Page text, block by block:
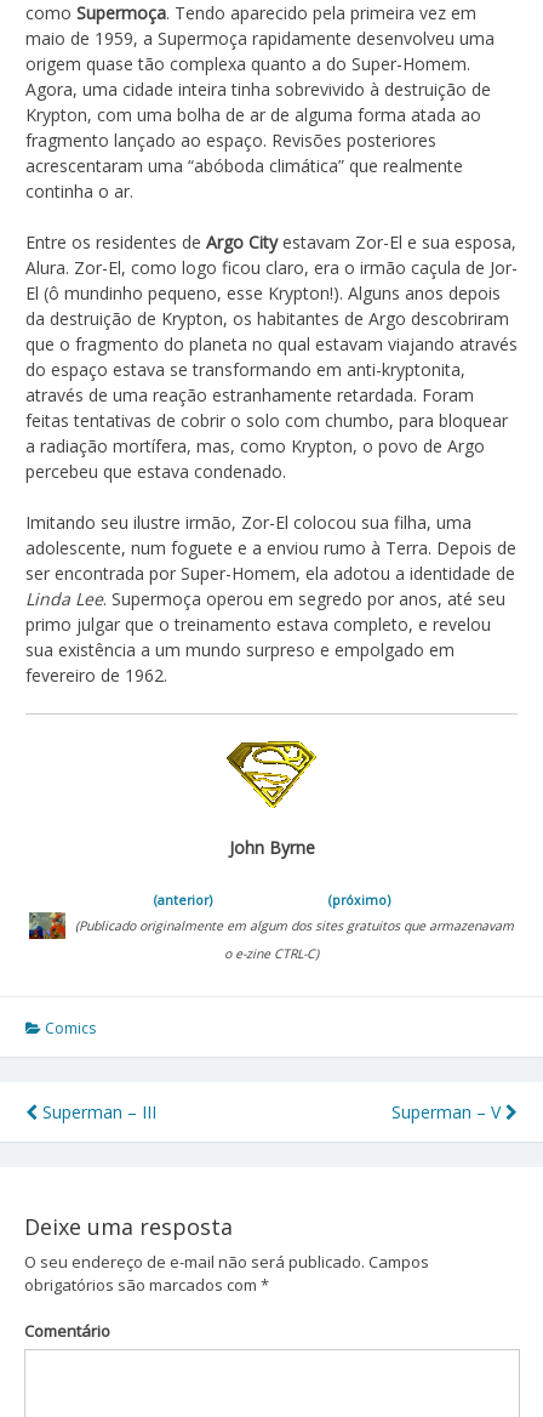
como Supermoça. Tendo aparecido pela primeira vez em
maio de 1959, a Supermoça rapidamente desenvolveu uma
origem quase tão complexa quanto a do Super-Homem.
Agora, uma cidade inteira tinha sobrevivido à destruição de
Krypton, com uma bolha de ar de alguma forma atada ao
fragmento lançado ao espaço. Revisões posteriores
acrescentaram uma “abóboda climática” que realmente
continha o ar.
Entre os residentes de Argo Cityestavam Zor-El e sua esposa,
Alura. Zor-El, como logo ficou claro, era o irmão caçula de Jor-
El (ô mundinho pequeno, esse Krypton!). Alguns anos depois
da destruição de Krypton, os habitantes de Argo descobriram
que o fragmento do planeta no qual estavam viajando através
do espaço estava se transformando em anti-kryptonita,
através de uma reação estranhamente retardada. Foram
feitas tentativas de cobrir o solo com chumbo, para bloquear
a radiação mortífera, mas, como Krypton, o povo de Argo
percebeu que estava condenado.
Imitando seu ilustre irmão, Zor-El colocou sua filha, uma
adolescente, num foguete e a enviou rumo à Terra. Depois de
ser encontrada por Super-Homem, ela adotou a identidade de
Linda Lee. Supermoça operou em segredo por anos, até seu
primo julgar que o treinamento estava completo, e revelou
sua existência a um mundo surpreso e empolgado em
fevereiro de 1962.
John Byrne
(anterior)
(próximo)
(Publicado originalmente em algum dos sites gratuitos que armazenavam
o e-zine CTRL-C)
Comics
Navegação
Post
Superman – III Superman – V
Deixe uma resposta
O seu endereço de e-mail não será publicado. Campos
obrigatórios são marcados com *
Comentário